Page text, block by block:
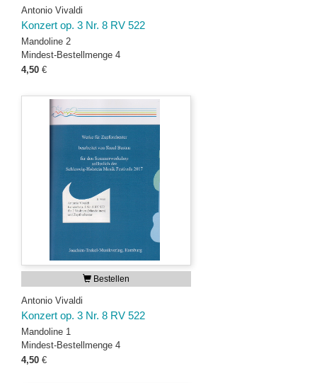
Antonio Vivaldi
Konzert op. 3 Nr. 8 RV 522
Mandoline 2
Mindest-Bestellmenge 4
4,50 €
Bestellen
Antonio Vivaldi
Konzert op. 3 Nr. 8 RV 522
Mandoline 1
Mindest-Bestellmenge 4
4,50 €